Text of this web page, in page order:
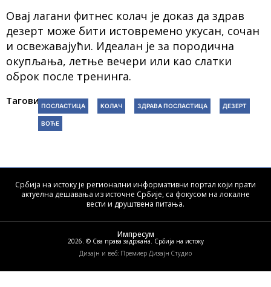
Овај лагани фитнес колач је доказ да здрав
дезерт може бити истовремено укусан, сочан
и освежавајући. Идеалан је за породична
окупљања, летње вечери или као слатки
оброк после тренинга.
Тагови:ПОСЛАСТИЦА КОЛАЧ ЗДРАВА ПОСЛАСТИЦА ДЕЗЕРТ
ВОЋЕ
Србија на истоку је регионални информативни портал који прати
актуелна дешавања из источне Србије, са фокусом на локалне
вести и друштвена питања.
2026. © Сва права задржана. Србија на истоку
Импресум
Дизајн и веб: Премиер Дизајн Студио